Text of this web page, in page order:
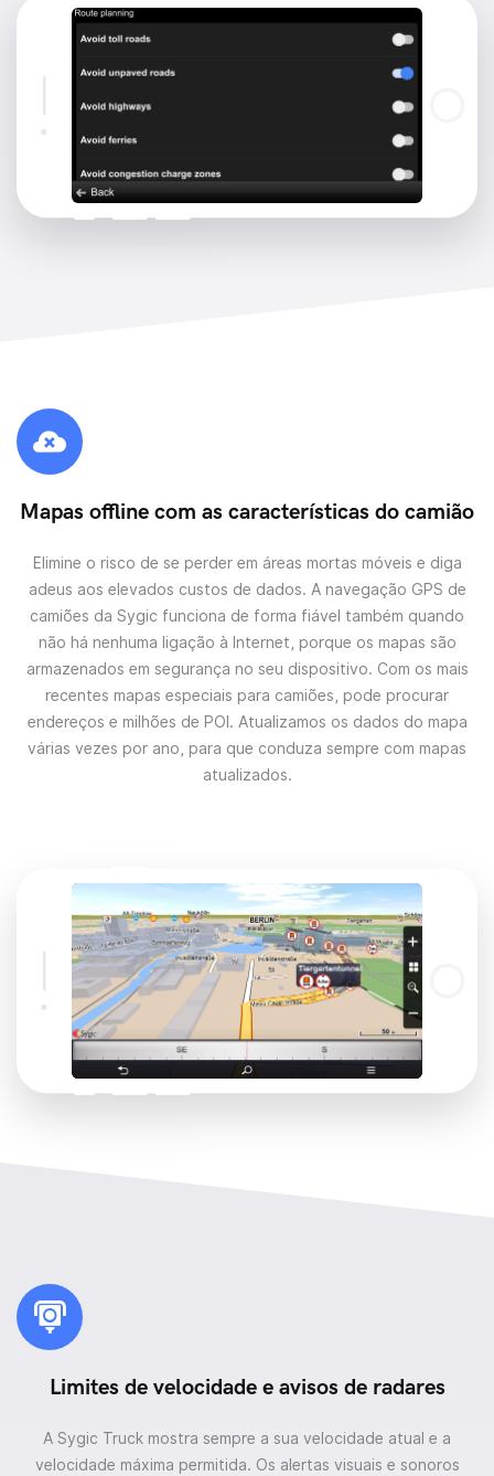
Mapas offline com as características do camião
Elimine o risco de se perder em áreas mortas móveis e diga
adeus aos elevados custos de dados. A navegação GPS de
camiões da Sygic funciona de forma fiável também quando
não há nenhuma ligação à Internet, porque os mapas são
armazenados em segurança no seu dispositivo. Com os mais
recentes mapas especiais para camiões, pode procurar
endereços e milhões de POI. Atualizamos os dados do mapa
várias vezes por ano, para que conduza sempre com mapas
atualizados.
Limites de velocidade e avisos de radares
A Sygic Truck mostra sempre a sua velocidade atual e a
velocidade máxima permitida. Os alertas visuais e sonoros